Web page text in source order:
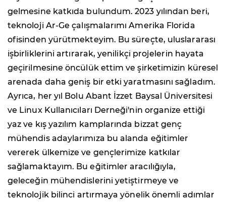
gelmesine katkıda bulundum. 2023 yılından beri,
teknoloji Ar-Ge çalışmalarımı Amerika Florida
ofisinden yürütmekteyim. Bu süreçte, uluslararası
işbirliklerini artırarak, yenilikçi projelerin hayata
geçirilmesine öncülük ettim ve şirketimizin küresel
arenada daha geniş bir etki yaratmasını sağladım.
Ayrıca, her yıl Bolu Abant İzzet Baysal Üniversitesi
ve Linux Kullanıcıları Derneği'nin organize ettiği
yaz ve kış yazılım kamplarında bizzat genç
mühendis adaylarımıza bu alanda eğitimler
vererek ülkemize ve gençlerimize katkılar
sağlamaktayım. Bu eğitimler aracılığıyla,
geleceğin mühendislerini yetiştirmeye ve
teknolojik bilinci artırmaya yönelik önemli adımlar